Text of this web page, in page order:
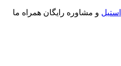
و مشاوره رایگان همراه ما